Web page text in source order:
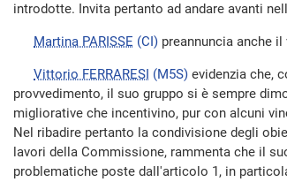
introdotte. Invita pertanto ad andare avanti
Martina PARISSE (CI) preannuncia anche
Vittorio FERRARESI (M5S) evidenzia che,
provvedimento, il suo gruppo si è sempre
migliorative che incentivino, pur con alcuni
Nel ribadire pertanto la condivisione degli
lavori della Commissione, rammenta che il
problematiche poste dall'articolo 1, in